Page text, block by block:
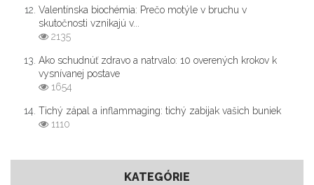
Valentínska biochémia: Prečo motýle v bruchu v
skutočnosti vznikajú v...
2135
Ako schudnúť zdravo a natrvalo: 10 overených krokov k
vysnívanej postave
1654
Tichý zápal a inflammaging: tichý zabijak vašich buniek
1110
KATEGÓRIE